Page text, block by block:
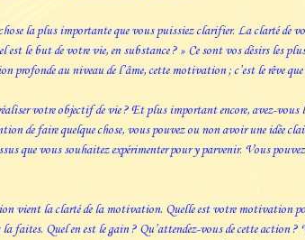
la plus importante que vous puissiez clarifier. La clarté de
est le but de votre vie, en substance ? » Ce sont vos désirs les
profonde au niveau de l’âme, cette motivation ; c’est le rêve
votre objectif de vie ? Et plus important encore, avez-
de faire quelque chose, vous pouvez ou non avoir une idée
que vous souhaitez expérimenter pour y parvenir. Vous
vient la clarté de la motivation. Quelle est votre motivation
faites. Quel en est le gain ? Qu’attendez-vous de cette action